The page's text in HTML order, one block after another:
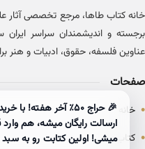
برجسته و اندیشمندان سراسر ایران
عناوین فلسفه، حقوق، ادبیات و هنر
صفحات
• خانه
• کتاب‌هامیشی! اولین کتابت رو به